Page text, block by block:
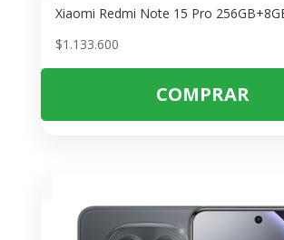
$1.133.600
COMPRAR